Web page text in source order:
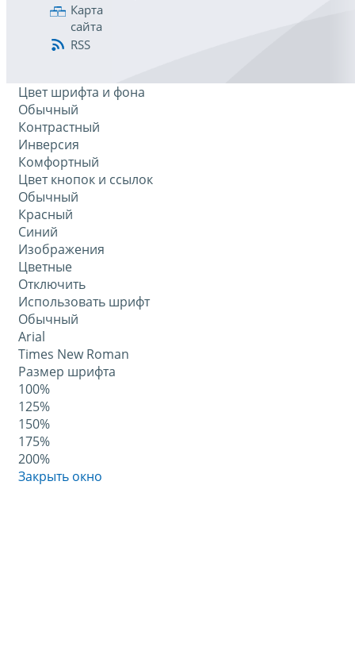
Карта
сайта
RSS
Цвет шрифта и фона
Обычный
Контрастный
Инверсия
Комфортный
Цвет кнопок и ссылок
Обычный
Красный
Синий
Изображения
Цветные
Отключить
Использовать шрифт
Обычный
Arial
Times New Roman
Размер шрифта
100%
125%
150%
175%
200%
Закрыть окно